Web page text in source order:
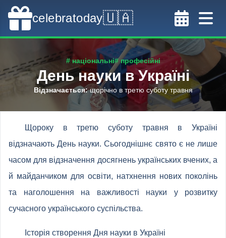
celebratoday🇺🇦
# національні# професійні
День науки в Україні
Відзначається:щорічно в третю суботу травня
Щороку в третю суботу травня в Україні
відзначають День науки. Сьогоднішнє свято є не лише
часом для відзначення досягнень українських вчених, а
й майданчиком для освіти, натхнення нових поколінь
та наголошення на важливості науки у розвитку
сучасного українського суспільства.
Історія створення Дня науки в Україні